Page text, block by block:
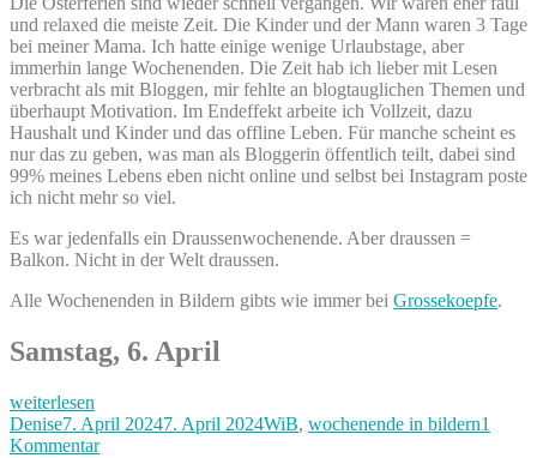
und relaxed die meiste Zeit. Die Kinder und der Mann waren 3 Tage
bei meiner Mama. Ich hatte einige wenige Urlaubstage, aber
immerhin lange Wochenenden. Die Zeit hab ich lieber mit Lesen
verbracht als mit Bloggen, mir fehlte an blogtauglichen Themen und
überhaupt Motivation. Im Endeffekt arbeite ich Vollzeit, dazu
Haushalt und Kinder und das offline Leben. Für manche scheint es
nur das zu geben, was man als Bloggerin öffentlich teilt, dabei sind
99% meines Lebens eben nicht online und selbst bei Instagram poste
ich nicht mehr so viel.
Es war jedenfalls ein Draussenwochenende. Aber draussen =
Balkon. Nicht in der Welt draussen.
Alle Wochenenden in Bildern gibts wie immer bei Grossekoepfe.
Samstag, 6. April
„Frühlingshaftes
faules
Ferienende
weiterlesen
Autor
DeniseVeröffentlicht
am
7. April 20247. April 2024Kategorien
WiB, wochenende in bildern1
Kommentarzu